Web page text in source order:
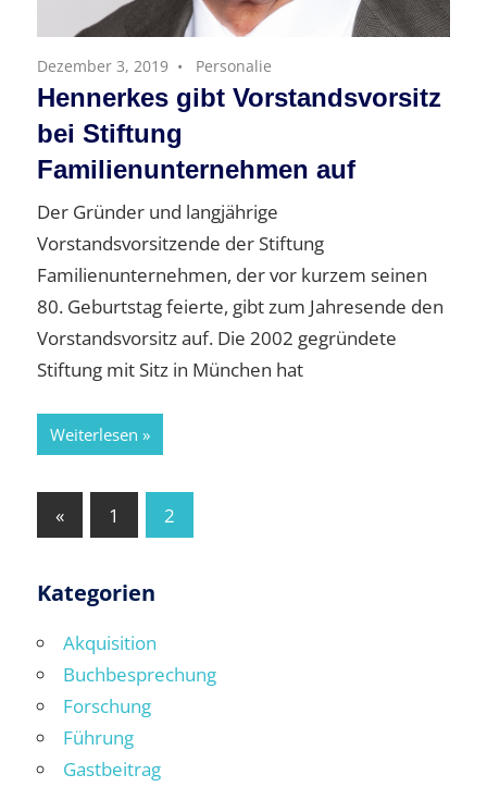
Dezember 3, 2019 Personalie
Hennerkes gibt Vorstandsvorsitz
bei Stiftung
Familienunternehmen auf
Der Gründer und langjährige
Vorstandsvorsitzende der Stiftung
Familienunternehmen, der vor kurzem seinen
80. Geburtstag feierte, gibt zum Jahresende den
Vorstandsvorsitz auf. Die 2002 gegründete
Stiftung mit Sitz in München hat
Weiterlesen
Seitennummerierung
Beiträge
«Vorherige
Beiträge
1 2
Kategorien
Akquisition
Buchbesprechung
Forschung
Führung
Gastbeitrag